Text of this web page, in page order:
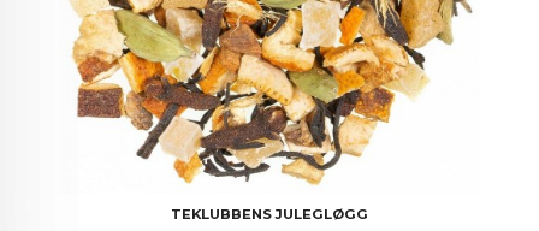
TEKLUBBENS JULEGLØGG